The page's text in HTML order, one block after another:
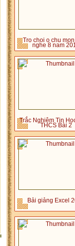
Tro choi o chu
nghe 8 nam
Trắc Nghiệm Tin
THCS Bài 2
Bải giảng Excel